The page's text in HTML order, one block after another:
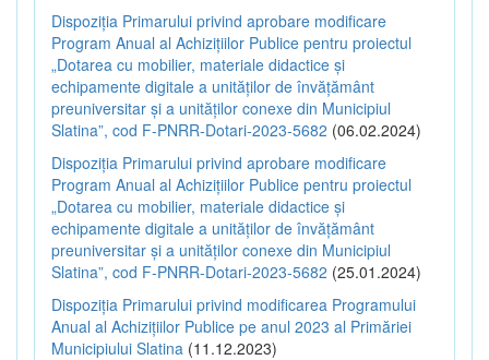
Dispoziția Primarului privind aprobare modificare
Program Anual al Achizițiilor Publice pentru proiectul
„Dotarea cu mobilier, materiale didactice și
echipamente digitale a unităților de învățământ
preuniversitar și a unităților conexe din Municipiul
Slatina”, cod F-PNRR-Dotari-2023-5682 (06.02.2024)
Dispoziția Primarului privind aprobare modificare
Program Anual al Achizițiilor Publice pentru proiectul
„Dotarea cu mobilier, materiale didactice și
echipamente digitale a unităților de învățământ
preuniversitar și a unităților conexe din Municipiul
Slatina”, cod F-PNRR-Dotari-2023-5682 (25.01.2024)
Dispoziția Primarului privind modificarea Programului
Anual al Achizițiilor Publice pe anul 2023 al Primăriei
Municipiului Slatina (11.12.2023)